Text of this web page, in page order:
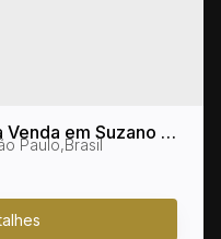
em Suzano /
Santa Rosa
Paulo,Brasil